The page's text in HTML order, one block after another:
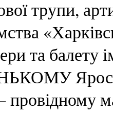
трупи,
та балету